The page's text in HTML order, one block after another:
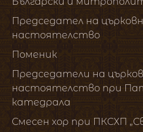
Председател на
настоятелство
Поменик
Председатели на
настоятелство при
катедрала
Смесен хор при ПКСХП